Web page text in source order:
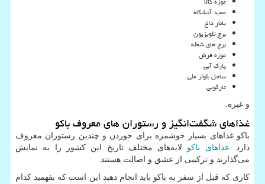
معبد آتشگاه
یانار داغ
برج تلویزیون
برج های شعله
موزه فرش
پارک آبی
ساحل بلوار ملی
تارگویی
و غیره.
غذاهای شگفت‌انگیز و رستوران‌ های معروف باکو
باکو غذاهای بسیار خوشمزه برای خوردن و چندین رستوران معروف
دارد.غذاهای باکو لایه‌های مختلف تاریخ این کشور را به نمایش
می‌گذارند و ترکیبی از عشق و اصالت هستند.
کاری که قبل از سفر به باکو باید انجام دهید این است که بفهمید کدام